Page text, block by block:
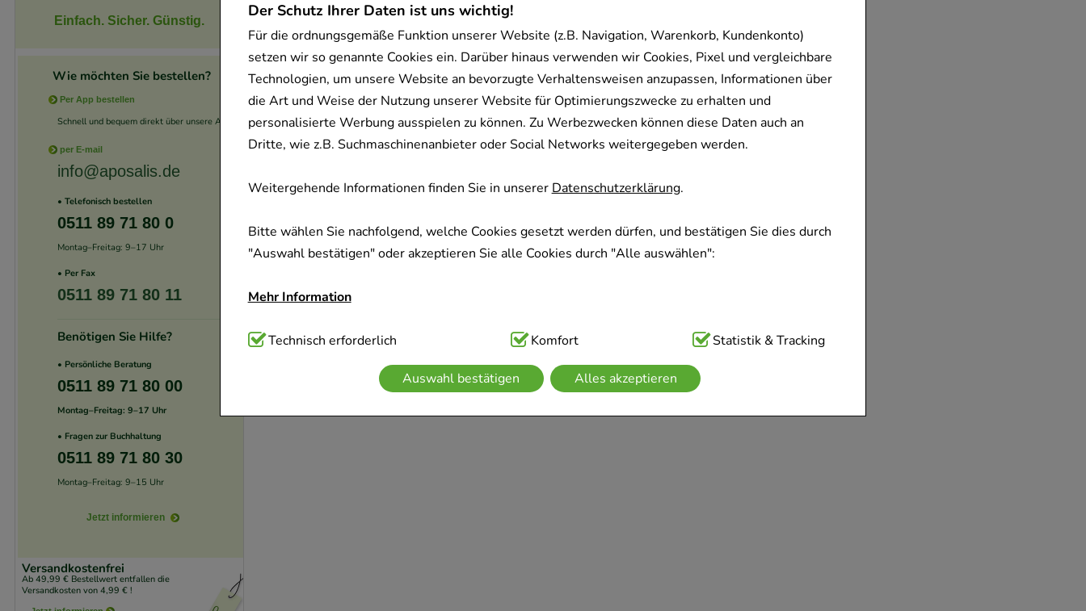
Der Schutz Ihrer Daten ist uns wichtig!
Für die ordnungsgemäße Funktion unserer Website (z.B. Navigation, Warenkorb, Kundenkonto)
setzen wir so genannte Cookies ein. Darüber hinaus verwenden wir Cookies, Pixel und vergleichbare
Technologien, um unsere Website an bevorzugte Verhaltensweisen anzupassen, Informationen über
die Art und Weise der Nutzung unserer Website für Optimierungszwecke zu erhalten und
personalisierte Werbung ausspielen zu können. Zu Werbezwecken können diese Daten auch an
Dritte, wie z.B. Suchmaschinenanbieter oder Social Networks weitergegeben werden.
Weitergehende Informationen finden Sie in unsererDatenschutzerklärung.
Bitte wählen Sie nachfolgend, welche Cookies gesetzt werden dürfen, und bestätigen Sie dies durch
"Auswahl bestätigen" oder akzeptieren Sie alle Cookies durch "Alle auswählen":
Mehr Information
Technisch Notwendig:Hierbei handelt es sich um Cookies, die für die Grundfunktionen unserer
Website notwendig sind (z.B. Navigation, Warenkorb, Kundenkonto), weshalb auf diese nicht
verzichtet werden kann.
Technisch erforderlich Komfort Statistik & Tracking
Auswahl bestätigen Alles akzeptieren
Einfach. Sicher. Günstig.
Wie möchten Sie bestellen?
Per App bestellen
Schnell und bequem direkt über unsere App.
per E-mail
info@aposalis.de
• Telefonisch bestellen
0511 89 71 80 0
Montag–Freitag: 9–17 Uhr
• Per Fax
0511 89 71 80 11
Benötigen Sie Hilfe?
• Persönliche Beratung
0511 89 71 80 00
Montag–Freitag: 9–17 Uhr
• Fragen zur Buchhaltung
0511 89 71 80 30
Montag–Freitag: 9–15 Uhr
Jetzt informieren
Versandkostenfrei
Ab 49,99 € Bestellwert entfallen die
Versandkosten von 4,99 € !